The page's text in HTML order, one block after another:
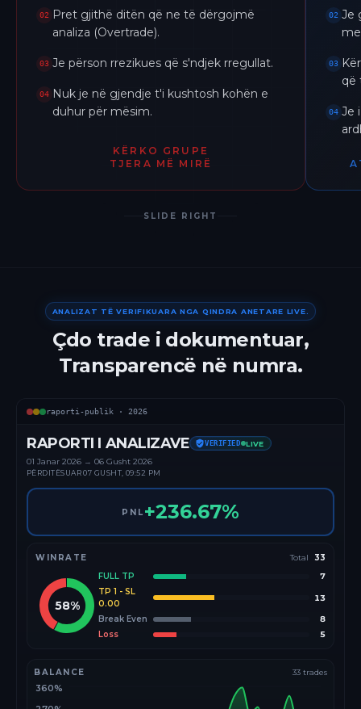
02
Pret gjithë ditën që ne të dërgojmë
analiza (Overtrade).
03 Je përson rrezikues që s'ndjek rregullat.
04 Nuk je në gjendje t'i kushtosh kohën e
duhur për mësim.
KËRKO GRUPE
TJERA MË MIRË
02 Je
03
që
04 Je
SLIDE RIGHT
ANALIZAT TË VERIFIKUARA NGA QINDRA ANETARE LIVE.
Çdo trade i dokumentuar,
Transparencë në numra.
raporti-publik · 2026
RAPORTI I ANALIZAVE VERIFIED LIVE
01 Janar 2026 → 06 Gusht 2026
PËRDITËSUAR07 GUSHT, 09:52 PM
PNL +236.67%
WINRATE Total 33
58%
FULL TP
7
TP 1 - SL
0.00
13
Break Even
8
Loss
5
BALANCE 33 trades
360%